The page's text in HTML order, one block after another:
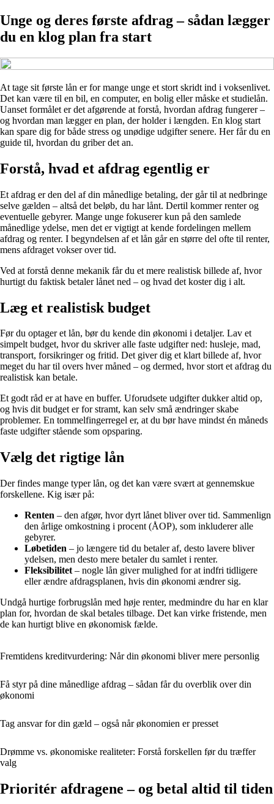
Unge og deres første afdrag – sådan lægger
du en klog plan fra start
At tage sit første lån er for mange unge et stort skridt ind i voksenlivet.
Det kan være til en bil, en computer, en bolig eller måske et studielån.
Uanset formålet er det afgørende at forstå, hvordan afdrag fungerer –
og hvordan man lægger en plan, der holder i længden. En klog start
kan spare dig for både stress og unødige udgifter senere. Her får du en
guide til, hvordan du griber det an.
Forstå, hvad et afdrag egentlig er
Et afdrag er den del af din månedlige betaling, der går til at nedbringe
selve gælden – altså det beløb, du har lånt. Dertil kommer renter og
eventuelle gebyrer. Mange unge fokuserer kun på den samlede
månedlige ydelse, men det er vigtigt at kende fordelingen mellem
afdrag og renter. I begyndelsen af et lån går en større del ofte til renter,
mens afdraget vokser over tid.
Ved at forstå denne mekanik får du et mere realistisk billede af, hvor
hurtigt du faktisk betaler lånet ned – og hvad det koster dig i alt.
Læg et realistisk budget
Før du optager et lån, bør du kende din økonomi i detaljer. Lav et
simpelt budget, hvor du skriver alle faste udgifter ned: husleje, mad,
transport, forsikringer og fritid. Det giver dig et klart billede af, hvor
meget du har til overs hver måned – og dermed, hvor stort et afdrag du
realistisk kan betale.
Et godt råd er at have en buffer. Uforudsete udgifter dukker altid op,
og hvis dit budget er for stramt, kan selv små ændringer skabe
problemer. En tommelfingerregel er, at du bør have mindst én måneds
faste udgifter stående som opsparing.
Vælg det rigtige lån
Der findes mange typer lån, og det kan være svært at gennemskue
forskellene. Kig især på:
Renten – den afgør, hvor dyrt lånet bliver over tid. Sammenlign
den årlige omkostning i procent (ÅOP), som inkluderer alle
gebyrer.
Løbetiden – jo længere tid du betaler af, desto lavere bliver
ydelsen, men desto mere betaler du samlet i renter.
Fleksibilitet – nogle lån giver mulighed for at indfri tidligere
eller ændre afdragsplanen, hvis din økonomi ændrer sig.
Undgå hurtige forbrugslån med høje renter, medmindre du har en klar
plan for, hvordan de skal betales tilbage. Det kan virke fristende, men
de kan hurtigt blive en økonomisk fælde.
Fremtidens kreditvurdering: Når din økonomi bliver mere personlig
Få styr på dine månedlige afdrag – sådan får du overblik over din
økonomi
Tag ansvar for din gæld – også når økonomien er presset
Drømme vs. økonomiske realiteter: Forstå forskellen før du træffer
valg
Prioritér afdragene – og betal altid til tiden